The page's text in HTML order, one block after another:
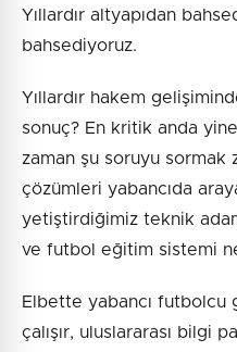
Yıllardır altyapıdan
bahsediyoruz.
Yıllardır hakem
sonuç? En kritik anda yine
zaman şu soruyu sormak
çözümleri yabancıda
yetiştirdiğimiz teknik
ve futbol eğitim sistemi
Elbette yabancı futbolcu
çalışır, uluslararası bilgi